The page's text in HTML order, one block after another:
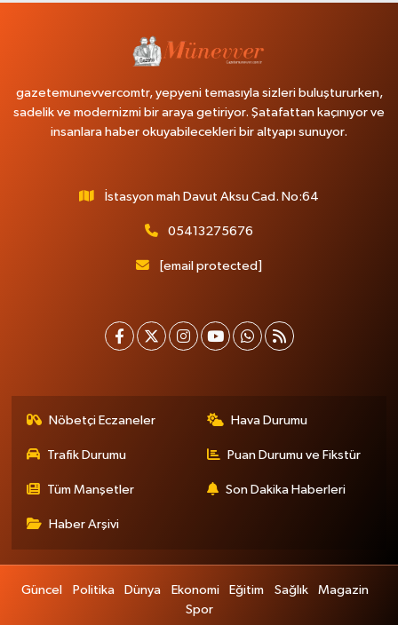
gazetemunevvercomtr, yepyeni temasıyla sizleri buluştururken,
sadelik ve modernizmi bir araya getiriyor. Şatafattan kaçınıyor ve
insanlara haber okuyabilecekleri bir altyapı sunuyor.
İstasyon mah Davut Aksu Cad. No:64
05413275676
[email protected]
Nöbetçi Eczaneler Hava Durumu
Trafik Durumu Puan Durumu ve Fikstür
Tüm Manşetler Son Dakika Haberleri
Haber Arşivi
Güncel Politika Dünya Ekonomi Eğitim Sağlık
Magazin
Spor